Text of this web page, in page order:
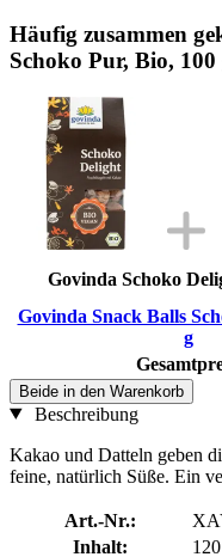
Häufig zusammen
Schoko Pur, Bio, 100
Govinda Schoko
Govinda Snack Balls
g
Beide in den Warenkorb
Beschreibung
Kakao und Datteln geben
feine, natürlich Süße. Ein
Art.-Nr.:
Inhalt: